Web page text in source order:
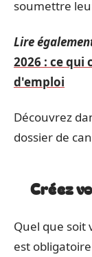
soumettre
Lire
2026 : ce qui
d'emploi
Découvrez
dossier de
Créez
Quel que soit
est